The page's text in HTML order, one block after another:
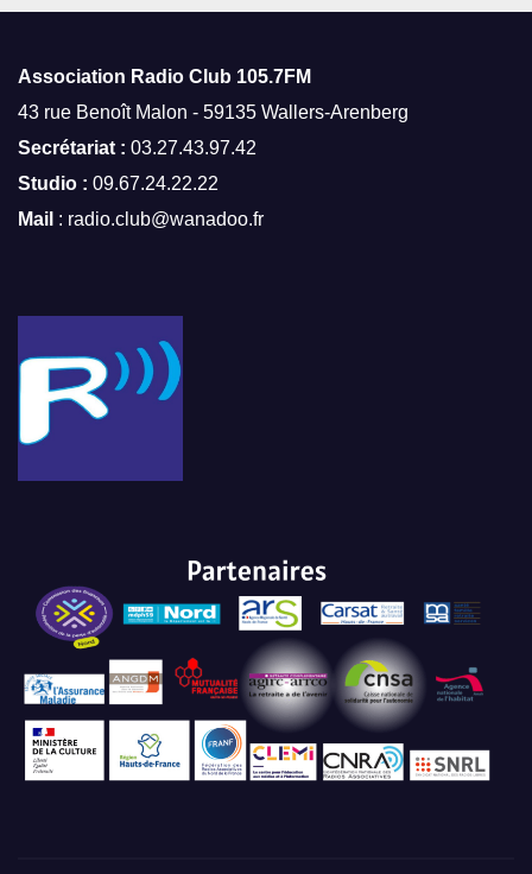
Association Radio Club 105.7FM
43 rue Benoît Malon - 59135 Wallers-Arenberg
Secrétariat : 03.27.43.97.42
Studio : 09.67.24.22.22
Mail : radio.club@wanadoo.fr